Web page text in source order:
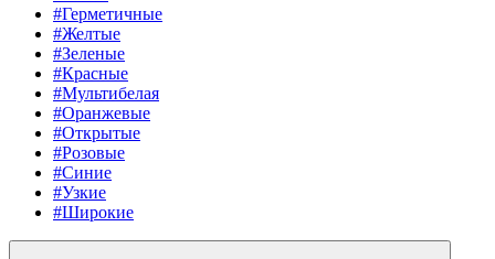
#Герметичные
#Желтые
#Зеленые
#Красные
#Мультибелая
#Оранжевые
#Открытые
#Розовые
#Синие
#Узкие
#Широкие